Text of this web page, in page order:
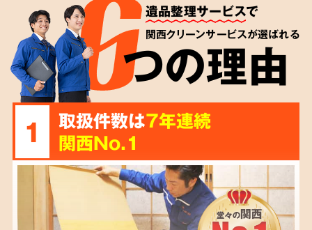
遺品整理サービスで
関西クリーンサービスが選ばれる
つの理由
1 取扱件数は7年連続
関西No.1